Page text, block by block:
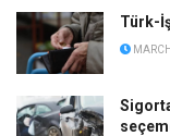
Türk-